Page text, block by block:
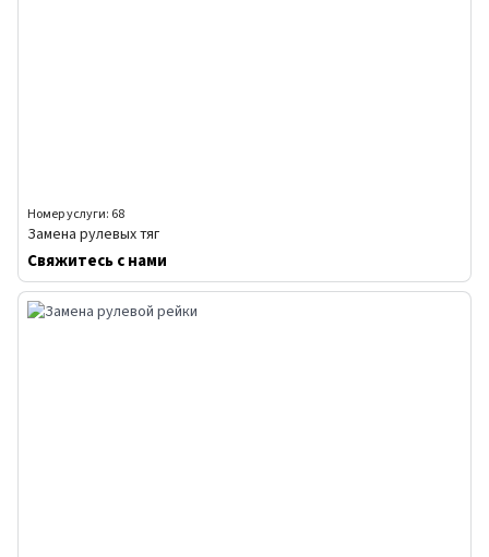
Номер услуги: 68
Замена рулевых тяг
Свяжитесь с нами